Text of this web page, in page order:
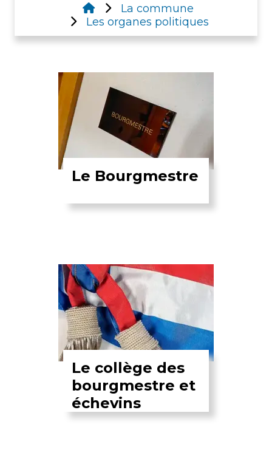
Les organes politiques
La commune
Le Bourgmestre
Le collège des
bourgmestre et
échevins